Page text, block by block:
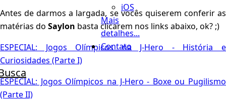
iOS
Mais
detalhes...
Contato
Antes de darmos a largada, se vocês quiserem conferir as
matérias do Saylon basta clicarem nos links abaixo, ok? ;)
ESPECIAL: Jogos Olímpicos na J-Hero - História e
Curiosidades (Parte I)
ESPECIAL: Jogos Olímpicos na J-Hero - Boxe ou Pugilismo
(Parte II)